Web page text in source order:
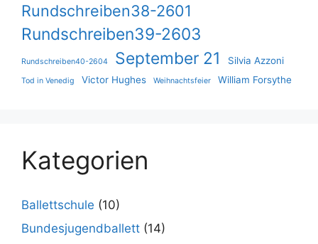
Rundschreiben38-2601
Rundschreiben39-2603
Rundschreiben40-2604 September 21 Silvia Azzoni
Tod in Venedig Victor Hughes Weihnachtsfeier William Forsythe
Kategorien
Ballettschule (10)
Bundesjugendballett (14)